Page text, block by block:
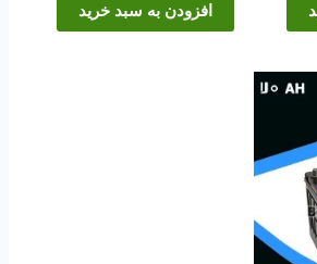
افزودن به سبد خرید